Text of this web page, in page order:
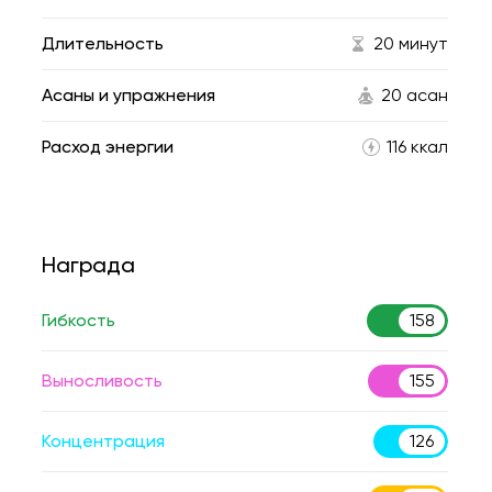
Длительность 20 минут
Асаны и упражнения 20 асан
Расход энергии 116 ккал
Награда
Гибкость 158
Выносливость 155
Концентрация 126